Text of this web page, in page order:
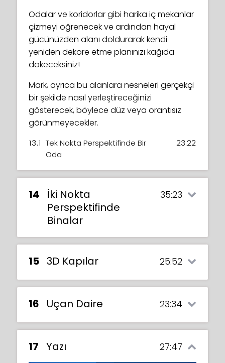
Odalar ve koridorlar gibi harika iç mekanlar
çizmeyi öğrenecek ve ardından hayal
gücünüzden alanı doldurarak kendi
yeniden dekore etme planınızı kağıda
dökeceksiniz!
Mark, ayrıca bu alanlara nesneleri gerçekçi
bir şekilde nasıl yerleştireceğinizi
gösterecek, böylece düz veya orantısız
görünmeyecekler.
13.1 Tek Nokta Perspektifinde Bir
Oda
23:22
14
İki Nokta
Perspektifinde
Binalar
35:23
Tek nokta perspektifi ile denemeler
yapmaktan hoşlandıysanız, iki nokta
15 3D Kapılar 25:52
16 Uçan Daire 23:34
17 Yazı 27:47